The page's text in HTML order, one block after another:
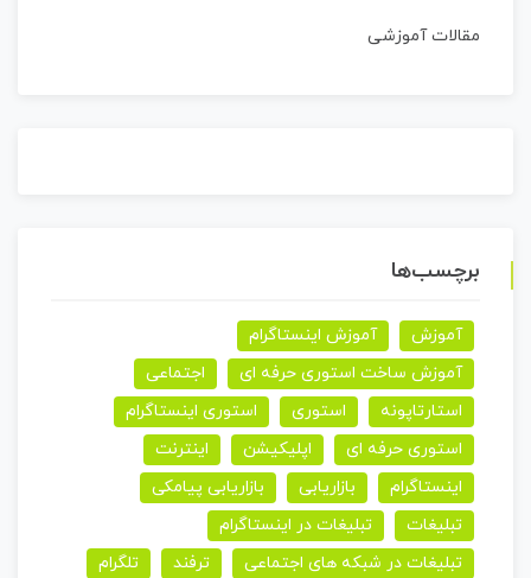
مقالات آموزشی
برچسب‌ها
آموزش
آموزش اینستاگرام
آموزش ساخت استوری حرفه ای
اجتماعی
استارتاپونه
استوری
استوری اینستاگرام
استوری حرفه ای
اپلیکیشن
اینترنت
اینستاگرام
بازاریابی
بازاریابی پیامکی
تبلیغات
تبلیغات در اینستاگرام
تبلیغات در شبکه های اجتماعی
ترفند تلگرام